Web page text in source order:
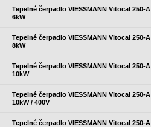
Tepelné čerpadlo VIESSMANN Vitocal 250-A
6kW
Tepelné čerpadlo VIESSMANN Vitocal 250-A
8kW
Tepelné čerpadlo VIESSMANN Vitocal 250-A
10kW
Tepelné čerpadlo VIESSMANN Vitocal 250-A
10kW / 400V
Tepelné čerpadlo VIESSMANN Vitocal 250-A